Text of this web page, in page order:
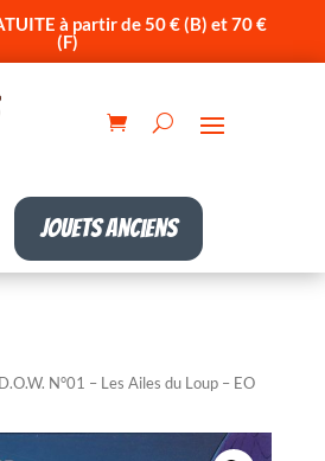
à partir de 50 € (B) et 70 €
(F)
Jouets anciens
N°01 – Les Ailes du Loup – EO